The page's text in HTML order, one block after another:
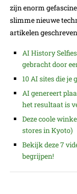
zijn enorm
slimme nieuwe
artikelen
AI History
gebracht door
10 AI sites die je
AI genereert
het resultaat is
Deze coole
stores in Kyoto)
Bekijk deze 7
begrijpen!